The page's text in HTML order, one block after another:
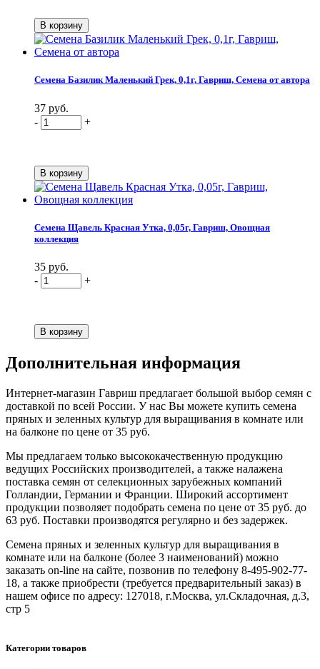
Семена Базилик Маленький Грек, 0,1г, Гавриш, Семена от автора
37 руб.
-
+
Семена Щавель Красная Утка, 0,05г, Гавриш, Овощная
коллекция
35 руб.
-
+
Дополнительная информация
Интернет-магазин Гавриш предлагает большой выбор семян с
доставкой по всей России. У нас Вы можете купить семена
пряных и зеленных культур для выращивания в комнате или
на балконе по цене от 35 руб.
Мы предлагаем только высококачественную продукцию
ведущих Российских производителей, а также налажена
поставка семян от селекционных зарубежных компаний
Голландии, Германии и Франции. Широкий ассортимент
продукции позволяет подобрать семена по цене от 35 руб. до
63 руб. Поставки производятся регулярно и без задержек.
Семена пряных и зеленных культур для выращивания в
комнате или на балконе (более 3 наименований) можно
заказать on-line на сайте, позвонив по телефону 8-495-902-77-
18, а также приобрести (требуется предварительный заказ) в
нашем офисе по адресу: 127018, г.Москва, ул.Складочная, д.3,
стр 5
Категории товаров